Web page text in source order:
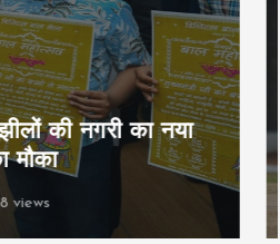
क्रॉसवर्ड व आदित्यम
जीते
160 views